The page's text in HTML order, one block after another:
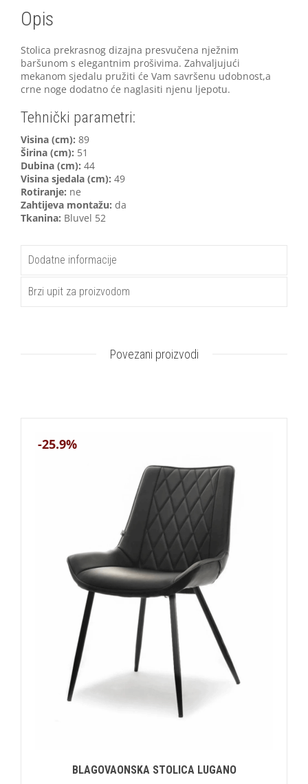
Opis
Stolica prekrasnog dizajna presvučena nježnim
baršunom s elegantnim prošivima. Zahvaljujući
mekanom sjedalu pružiti će Vam savršenu udobnost,a
crne noge dodatno će naglasiti njenu ljepotu.
Tehnički parametri:
Visina (cm): 89
Širina (cm): 51
Dubina (cm): 44
Visina sjedala (cm): 49
Rotiranje: ne
Zahtijeva montažu: da
Tkanina: Bluvel 52
Dodatne informacije
Brzi upit za proizvodom
Povezani proizvodi
-25.9%
BLAGOVAONSKA STOLICA LUGANO